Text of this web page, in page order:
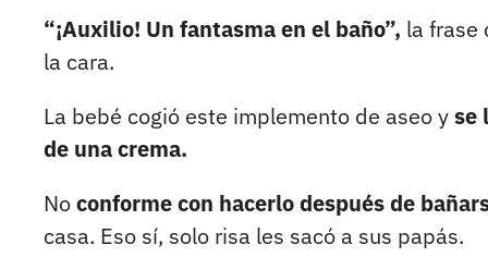
“¡Auxilio! Un fantasma en el baño”, la frase
la cara.
La bebé cogió este implemento de aseo yse
de una crema.
Noconforme con hacerlo después de
casa. Eso sí, solo risa les sacó a sus papás.